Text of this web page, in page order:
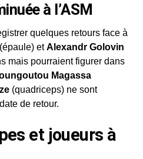
à l’ASM
quelques retours face à
(épaule) etAlexandr Golovin
mais pourraient figurer dans
Magassa
(quadriceps) ne sont
de retour.
et joueurs à